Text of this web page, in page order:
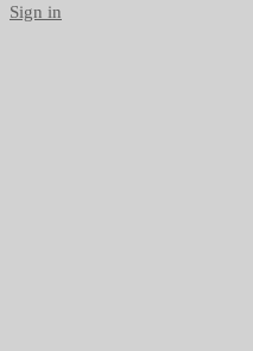
Sign in